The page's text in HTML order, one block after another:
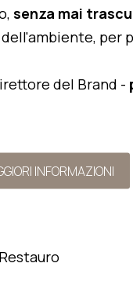
senza mai
per
del Brand -
INFORMAZIONI